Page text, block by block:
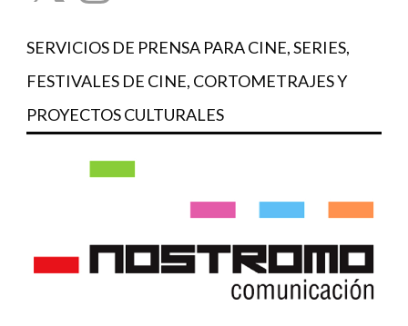
SERVICIOS DE PRENSA PARA CINE, SERIES,
FESTIVALES DE CINE, CORTOMETRAJES Y
PROYECTOS CULTURALES